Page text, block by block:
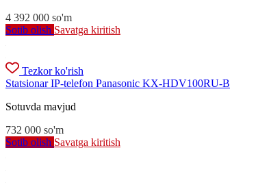
4 392 000 so'm
Sotib olish Savatga kiritish
Tezkor ko'rish
Statsionar IP-telefon Panasonic KX-HDV100RU-B
Sotuvda mavjud
732 000 so'm
Sotib olish Savatga kiritish